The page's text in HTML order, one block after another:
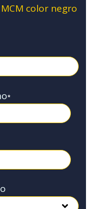
color negro
*